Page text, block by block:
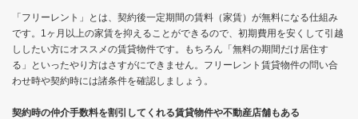
「フリーレント」とは、契約後一定期間の賃料（家賃）が無料になる仕組み
です。1ヶ月以上の家賃を抑えることができるので、初期費用を安くして引越
ししたい方にオススメの賃貸物件です。もちろん「無料の期間だけ居住す
る」といったやり方はさすがにできません。フリーレント賃貸物件の問い合
わせ時や契約時には諸条件を確認しましょう。
契約時の仲介手数料を割引してくれる賃貸物件や不動産店舗もある